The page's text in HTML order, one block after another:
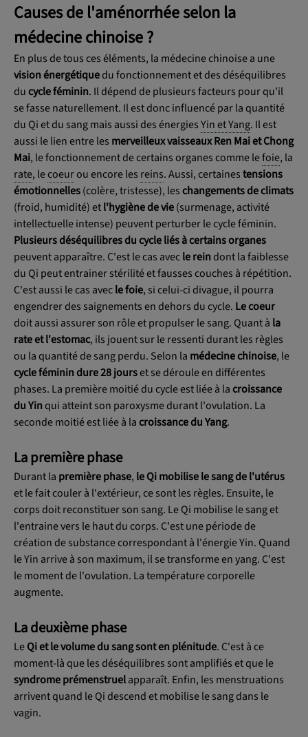
Causes de l'aménorrhée selon la
médecine chinoise ?
En plus de tous ces éléments, la médecine chinoise a une
vision énergétiquedu fonctionnement et des déséquilibres
ducycle féminin. Il dépend de plusieurs facteurs pour qu'il
se fasse naturellement. Il est donc influencé par la quantité
du Qi et du sang mais aussi des énergiesYin et Yang. Il est
aussi le lien entre les merveilleux vaisseaux Ren Mai et Chong
Mai, le fonctionnement de certains organes comme lefoie, la
rate, lecoeurou encore les reins. Aussi, certainestensions
émotionnelles(colère, tristesse), leschangements de climats
(froid, humidité) etl'hygiène de vie(surmenage, activité
intellectuelle intense) peuvent perturber le cycle féminin.
Plusieurs déséquilibres du cycle liés à certainsorganes
peuvent apparaître. C'est le cas avecle reindont la faiblesse
du Qi peut entrainer stérilité et fausses couches à répétition.
C'est aussi le cas avecle foie, si celui-ci divague, il pourra
engendrer des saignements en dehors du cycle. Le coeur
doit aussi assurer son rôle et propulser le sang. Quant à la
rate et l'estomac, ils jouent sur le ressenti durant les règles
ou la quantité de sang perdu. Selon la médecine chinoise, le
cycle féminin dure 28 jourset se déroule en différentes
phases. La première moitié du cycle est liée à lacroissance
du Yinqui atteint son paroxysme durant l'ovulation. La
seconde moitié est liée à lacroissance du Yang.
La première phase
Durant la première phase, le Qi mobilise le sang de l'utérus
et le fait couler à l'extérieur, ce sont les règles. Ensuite, le
corps doit reconstituer son sang. Le Qi mobilise le sang et
l'entraine vers le haut du corps. C'est une période de
création de substance correspondant à l'énergie Yin. Quand
le Yin arrive à son maximum, il se transforme en yang. C'est
le moment de l'ovulation. La température corporelle
augmente.
La deuxième phase
LeQi et le volume du sang sont en plénitude. C'est à ce
moment-là que les déséquilibres sont amplifiés et que le
syndrome prémenstruelapparaît. Enfin, les menstruations
arrivent quand le Qi descend et mobilise le sang dans le
vagin.